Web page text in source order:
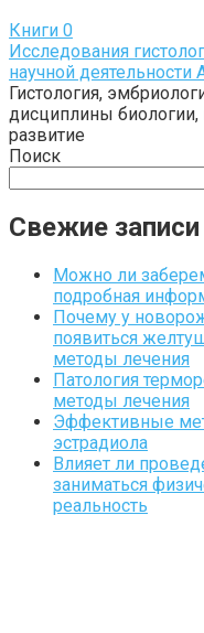
Книги 0
Исследования
научной деятельности
Гистология,
дисциплины биологии,
развитие
Поиск
Свежие записи
Можно ли
подробная
Почему у
появиться
методы лечения
Патология
методы лечения
Эффективные
эстрадиола
Влияет ли
заниматься
реальность